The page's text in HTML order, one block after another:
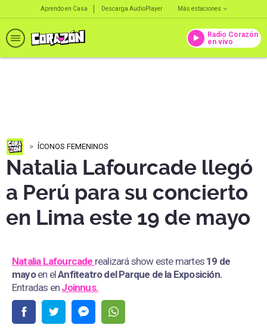
Aprendo en Casa Descarga AudioPlayer Más estaciones
Radio Corazón
en vivo
ÍCONOS FEMENINOS
Natalia Lafourcade llegó
a Perú para su concierto
en Lima este 19 de mayo
Natalia Lafourcade realizará show este martes 19 de
mayoen elAnfiteatro del Parque de la Exposición.
Entradas en Joinnus.